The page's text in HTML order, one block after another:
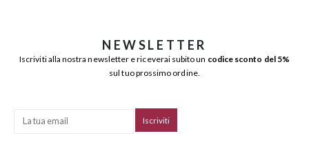
NEWSLETTER
Iscriviti alla nostra newsletter e riceverai subito un codice sconto del 5%
sul tuo prossimo ordine.